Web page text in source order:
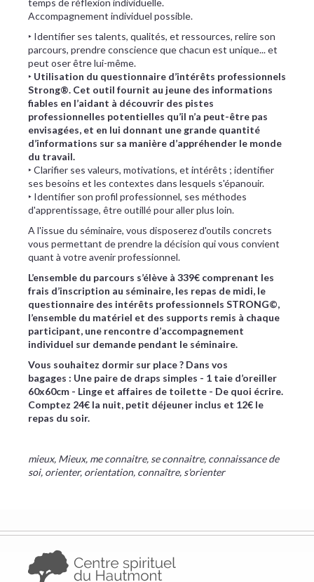
temps de réflexion individuelle.
Accompagnement individuel possible.
‣ Identifier ses talents, qualités, et ressources, relire son
parcours, prendre conscience que chacun est unique... et
peut oser être lui-même.
‣ Utilisation du questionnaire d’intérêts professionnels
Strong®. Cet outil fournit au jeune des informations
fiables en l’aidant à découvrir des pistes
professionnelles potentielles qu’il n’a peut-être pas
envisagées, et en lui donnant une grande quantité
d’informations sur sa manière d’appréhender le monde
du travail.
‣ Clarifier ses valeurs, motivations, et intérêts ; identifier
ses besoins et les contextes dans lesquels s'épanouir.
‣ Identifier son profil professionnel, ses méthodes
d'apprentissage, être outillé pour aller plus loin.
A l'issue du séminaire, vous disposerez d'outils concrets
vous permettant de prendre la décision qui vous convient
quant à votre avenir professionnel.
L’ensemble du parcours s’élève à 339€ comprenant les
frais d’inscription au séminaire, les repas de midi, le
questionnaire des intérêts professionnels STRONG©,
l’ensemble du matériel et des supports remis à chaque
participant, une rencontre d’accompagnement
individuel sur demande pendant le séminaire.
Vous souhaitez dormir sur place ? ​Dans vos
bagages : Une paire de draps simples - 1 taie d’oreiller
60x60cm - Linge et affaires de toilette - De quoi écrire.
Comptez 24€ la nuit, petit déjeuner inclus et 12€ le
repas du soir.
mieux, Mieux, me connaitre, se connaitre, connaissance de
soi, orienter, orientation, connaître, s'orienter